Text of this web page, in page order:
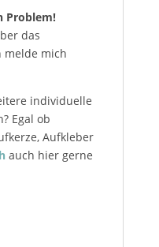
Problem!
das
melde mich
individuelle
Egal ob
Aufkleber
auch hier gerne